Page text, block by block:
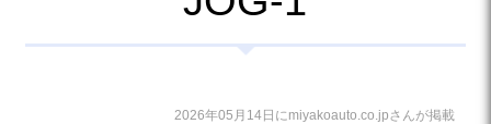
2026年05月14日にmiyakoauto.co.jpさんが掲載